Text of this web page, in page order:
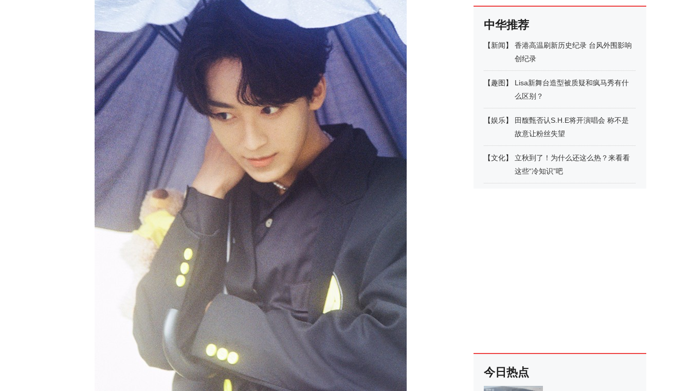
中华推荐
【新闻】
香港高温刷新历史纪录 台风外围影响
创纪录
【趣图 】
Lisa新舞台造型被质疑和疯马秀有什
么区别？
【娱乐】
田馥甄否认S.H.E将开演唱会 称不是
故意让粉丝失望
【文化】
立秋到了！为什么还这么热？来看看
这些“冷知识”吧
今日热点